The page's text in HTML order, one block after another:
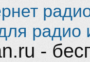
радио
-